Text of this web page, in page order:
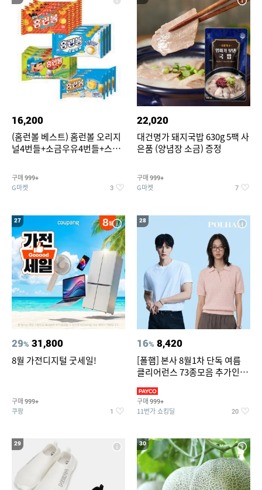
16,200
(홈런볼 베스트) 홈런볼 오리지
널4번들+소금우유4번들+스윗
콘맛4번들
구매 999+
G마켓 3
22,020
대건명가 돼지국밥 630g 5팩 사
은품 (양념장 소금) 증정
구매 999+
G마켓 7
27
29% 31,800
8월 가전디지털 굿세일!
구매 999+
쿠팡 1
28
16% 8,420
[폴햄] 본사 8월1차 단독 여름
클리어런스 73종모음 추가인하
구매 999+
11번가 쇼킹딜 20
29 30